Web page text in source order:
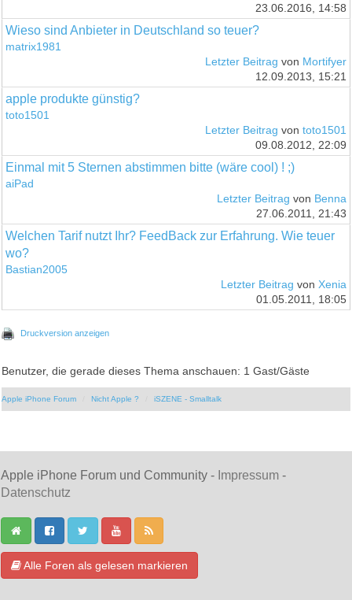
23.06.2016, 14:58
Wieso sind Anbieter in Deutschland so teuer?
matrix1981
Letzter Beitrag von Mortifyer
12.09.2013, 15:21
apple produkte günstig?
toto1501
Letzter Beitrag von toto1501
09.08.2012, 22:09
Einmal mit 5 Sternen abstimmen bitte (wäre cool) ! ;)
aiPad
Letzter Beitrag von Benna
27.06.2011, 21:43
Welchen Tarif nutzt Ihr? FeedBack zur Erfahrung. Wie teuer
wo?
Bastian2005
Letzter Beitrag von Xenia
01.05.2011, 18:05
Druckversion anzeigen
Benutzer, die gerade dieses Thema anschauen: 1 Gast/Gäste
Apple iPhone Forum Nicht Apple ? iSZENE - Smalltalk
Apple iPhone Forum und Community - Impressum -
Datenschutz
Alle Foren als gelesen markieren